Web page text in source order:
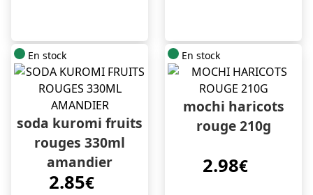
En stock
soda kuromi fruits
rouges 330ml
amandier
2.85€
En stock
mochi haricots
rouge 210g
2.98€